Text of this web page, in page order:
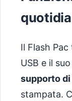
Il Flash
USB e il
supporto
stampata.